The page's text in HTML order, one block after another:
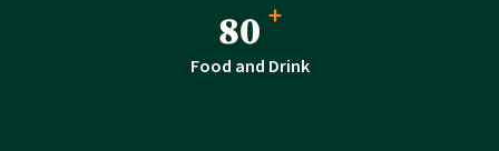
95 +
Food and Drink